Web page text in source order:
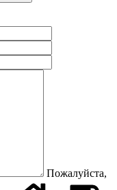
Пожалуйста,